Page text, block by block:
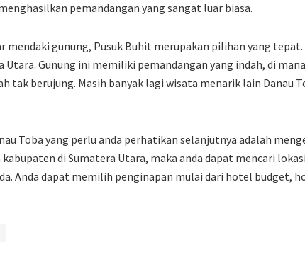
pemandangan yang sangat luar biasa.
mendaki gunung, Pusuk Buhit merupakan pilihan yang
Utara. Gunung ini memiliki pemandangan yang indah, di
tak berujung. Masih banyak lagi wisata menarik lain Danau
Toba yang perlu anda perhatikan selanjutnya adalah
di Sumatera Utara, maka anda dapat mencari
Anda dapat memilih penginapan mulai dari hotel budget,